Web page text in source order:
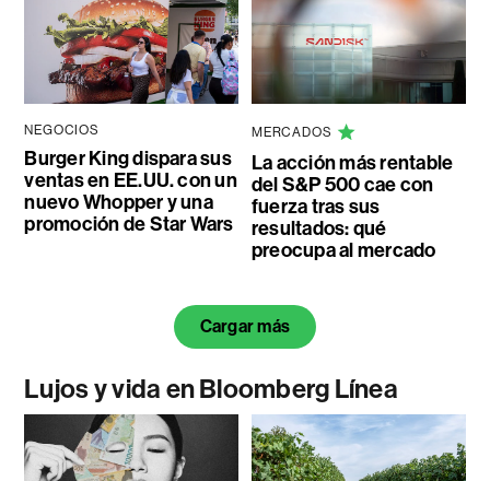
NEGOCIOS
Burger King dispara sus
ventas en EE.UU. con un
nuevo Whopper y una
promoción de Star Wars
MERCADOS
La acción más rentable
del S&P 500 cae con
fuerza tras sus
resultados: qué
preocupa al mercado
Cargar más
Lujos y vida en Bloomberg Línea